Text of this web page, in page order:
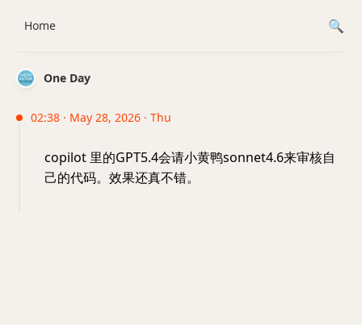
One Day
02:38 · May 28, 2026 · Thu
copilot 里的GPT5.4会请小黄鸭sonnet4.6来审核自
己的代码。效果还真不错。
Home